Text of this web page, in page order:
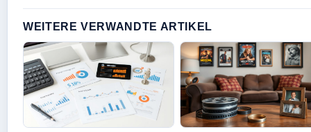
WEITERE VERWANDTE ARTIKEL